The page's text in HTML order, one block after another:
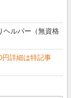
ヘルパー（無資格
詳細は特記事